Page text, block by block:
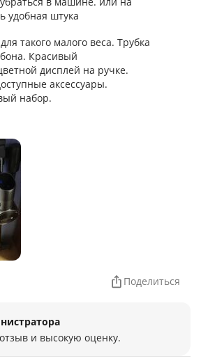
удобная штука
такого малого веса. Трубка
Красивый
дисплей на ручке.
аксессуары.
набор.
Поделиться
и высокую оценку.